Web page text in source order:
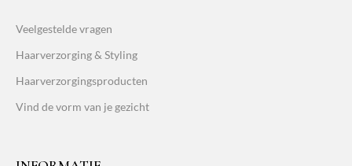
Veelgestelde vragen
Haarverzorging & Styling
Haarverzorgingsproducten
Vind de vorm van je gezicht